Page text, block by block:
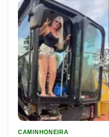
CAMINHONEIRA